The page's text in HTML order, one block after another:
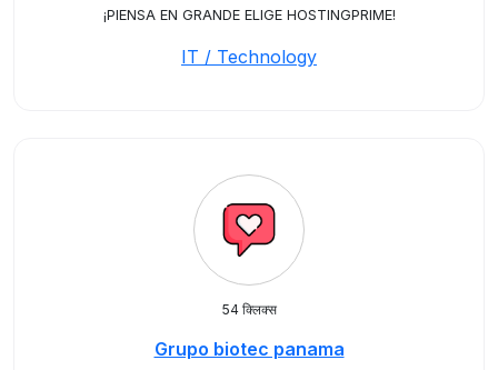
¡PIENSA EN GRANDE ELIGE HOSTINGPRIME!
IT / Technology
54 क्लिक्स
Grupo biotec panama